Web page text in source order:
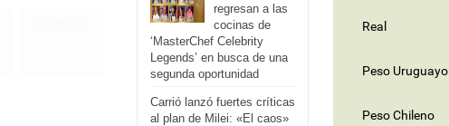
regresan a las
cocinas de
‘MasterChef Celebrity
Legends’ en busca de una
segunda oportunidad
Carrió lanzó fuertes críticas
al plan de Milei: «El caos»
Real
Peso Uruguayo
Peso Chileno